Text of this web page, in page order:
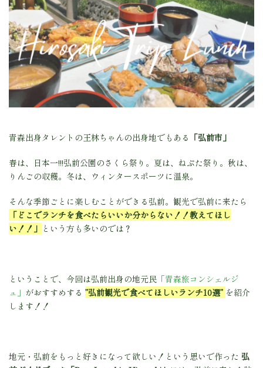
青森出身タレントの王林ちゃんの出身地でもある 「弘前市」
春は、日本一!!!弘前公園のさくら祭り。夏は、ねぷた祭り。秋は、
りんごの収穫。冬は、ウィンタースポーツに温泉。
そんな季節ごとに楽しむことができる弘前。観光で弘前に来たら
「どこでランチを食べたらいいか分からない！！教えてほし
い！！」 という方も多いのでは？
ということで、今回は弘前出身の地元民 「青森旅コンシェルジ
ュ」 がおすすめする ”弘前観光で食べてほしいランチ10選” を紹介
します！！
地元・弘前をもっと好きになって欲しい！という思いで作った 弘